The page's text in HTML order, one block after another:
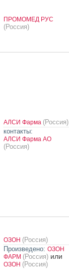
ПРОМОМЕД РУС
(Россия)
АЛСИ Фарма (Россия)
контакты:
АЛСИ Фарма АО
(Россия)
ОЗОН (Россия)
Произведено: ОЗОН
ФАРМ (Россия)или
ОЗОН (Россия)